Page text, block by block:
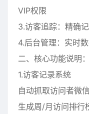
VIP权限
3.访客追踪：精确
4.后台管理：实时
二、核心功能说明：
1.访客记录系统
自动抓取访问者微
生成周/月访问排行